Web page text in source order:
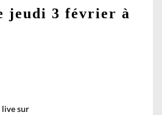
jeudi 3 février à
live sur